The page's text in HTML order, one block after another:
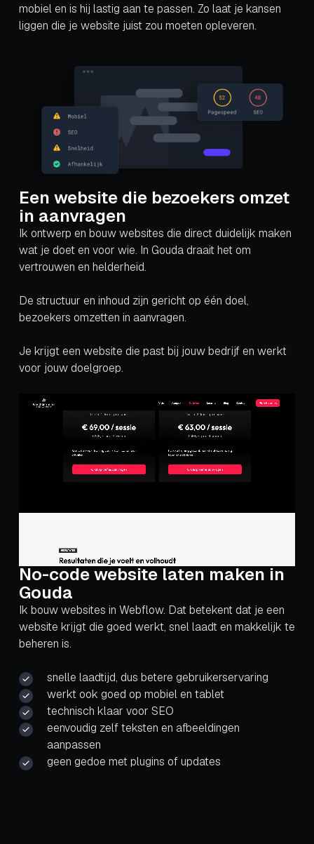
mobiel en is hij lastig aan te passen. Zo laat je kansen
liggen die je website juist zou moeten opleveren.
Een website die bezoekers omzet
in aanvragen
Ik ontwerp en bouw websites die direct duidelijk maken
wat je doet en voor wie. In Gouda draait het om
vertrouwen en helderheid.
De structuur en inhoud zijn gericht op één doel,
bezoekers omzetten in aanvragen.
Je krijgt een website die past bij jouw bedrijf en werkt
voor jouw doelgroep.
No-code website laten maken in
Gouda
Ik bouw websites in Webflow. Dat betekent dat je een
website krijgt die goed werkt, snel laadt en makkelijk te
beheren is.
snelle laadtijd, dus betere gebruikerservaring
werkt ook goed op mobiel en tablet
technisch klaar voor SEO
eenvoudig zelf teksten en afbeeldingen
aanpassen
geen gedoe met plugins of updates